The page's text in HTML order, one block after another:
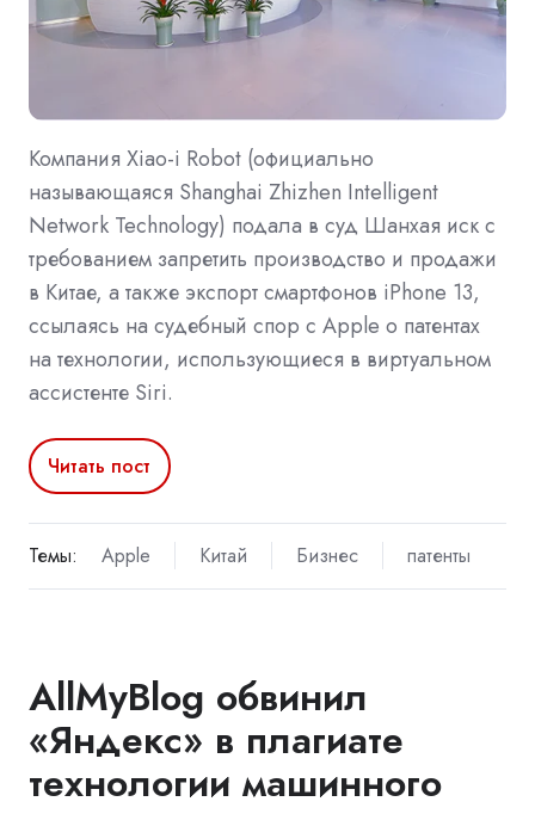
Компания Xiao-i Robot (официально
называющаяся Shanghai Zhizhen Intelligent
Network Technology) подала в суд Шанхая иск с
требованием запретить производство и продажи
в Китае, а также экспорт смартфонов iPhone 13,
ссылаясь на судебный спор с Apple о патентах
на технологии, использующиеся в виртуальном
ассистенте Siri.
Читать пост
Темы: Apple Китай Бизнес патенты
AllMyBlog обвинил
«Яндекс» в плагиате
технологии машинного